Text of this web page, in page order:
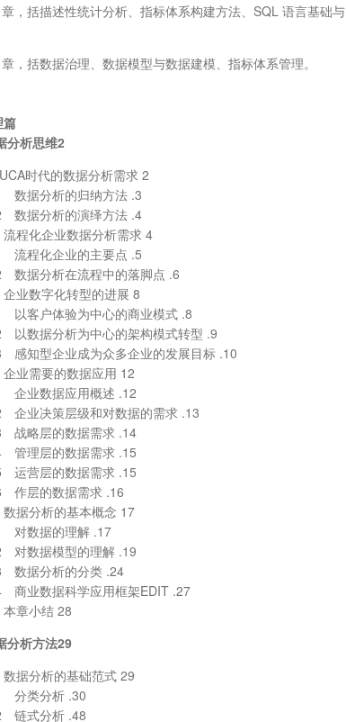
，括描述性统计分析、指标体系构建方法、SQL 语言基础
，括数据治理、数据模型与数据建模、指标体系管理。
篇
析思维2
时代的数据分析需求 2
数据分析的归纳方法 .3
数据分析的演绎方法 .4
程化企业数据分析需求 4
流程化企业的主要点 .5
数据分析在流程中的落脚点 .6
业数字化转型的进展 8
以客户体验为中心的商业模式 .8
以数据分析为中心的架构模式转型 .9
感知型企业成为众多企业的发展目标 .10
业需要的数据应用 12
企业数据应用概述 .12
企业决策层级和对数据的需求 .13
战略层的数据需求 .14
管理层的数据需求 .15
运营层的数据需求 .15
作层的数据需求 .16
据分析的基本概念 17
对数据的理解 .17
对数据模型的理解 .19
数据分析的分类 .24
商业数据科学应用框架EDIT .27
章小结 28
析方法29
据分析的基础范式 29
分类分析 .30
链式分析 .48